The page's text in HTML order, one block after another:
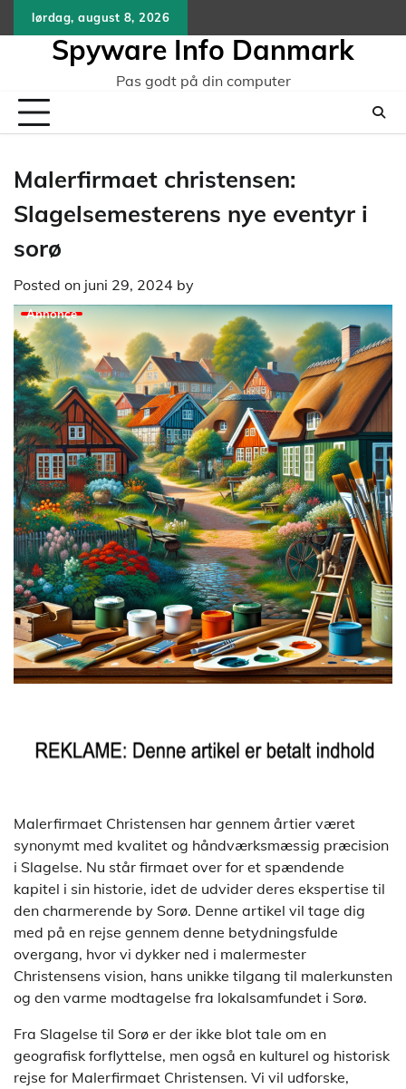
to
lørdag, august 8, 2026
Spyware Info Danmark
Pas godt på din computer
Malerfirmaet christensen:
Slagelsemesterens nye eventyr i
sorø
Posted on juni 29, 2024 by
Annonce
Malerfirmaet Christensen har gennem årtier været
synonymt med kvalitet og håndværksmæssig præcision
i Slagelse. Nu står firmaet over for et spændende
kapitel i sin historie, idet de udvider deres ekspertise til
den charmerende by Sorø. Denne artikel vil tage dig
med på en rejse gennem denne betydningsfulde
overgang, hvor vi dykker ned i malermester
Christensens vision, hans unikke tilgang til malerkunsten
og den varme modtagelse fra lokalsamfundet i Sorø.
Fra Slagelse til Sorø er der ikke blot tale om en
geografisk forflyttelse, men også en kulturel og historisk
rejse for Malerfirmaet Christensen. Vi vil udforske,